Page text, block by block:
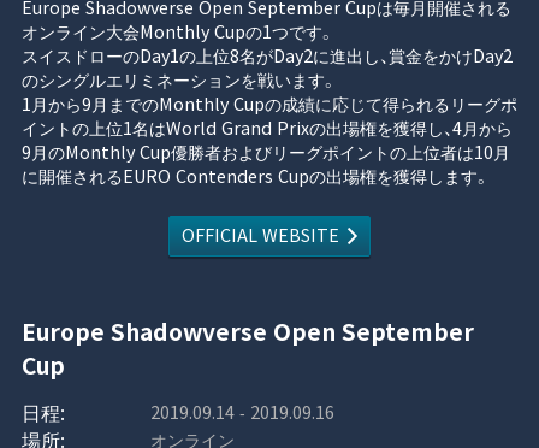
Europe Shadowverse Open September Cupは毎月開催される
オンライン大会Monthly Cupの1つです。
スイスドローのDay1の上位8名がDay2に進出し、賞金をかけDay2
のシングルエリミネーションを戦います。
1月から9月までのMonthly Cupの成績に応じて得られるリーグポ
イントの上位1名はWorld Grand Prixの出場権を獲得し、4月から
9月のMonthly Cup優勝者およびリーグポイントの上位者は10月
に開催されるEURO Contenders Cupの出場権を獲得します。
OFFICIAL WEBSITE
Europe Shadowverse Open September
Cup
2019.09.14 - 2019.09.16
オンライン